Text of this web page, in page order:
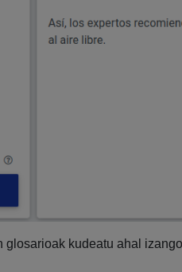
glosarioak kudeatu ahal